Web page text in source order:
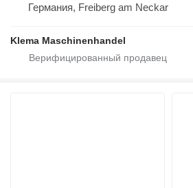
Германия, Freiberg am Neckar
Klema Maschinenhandel